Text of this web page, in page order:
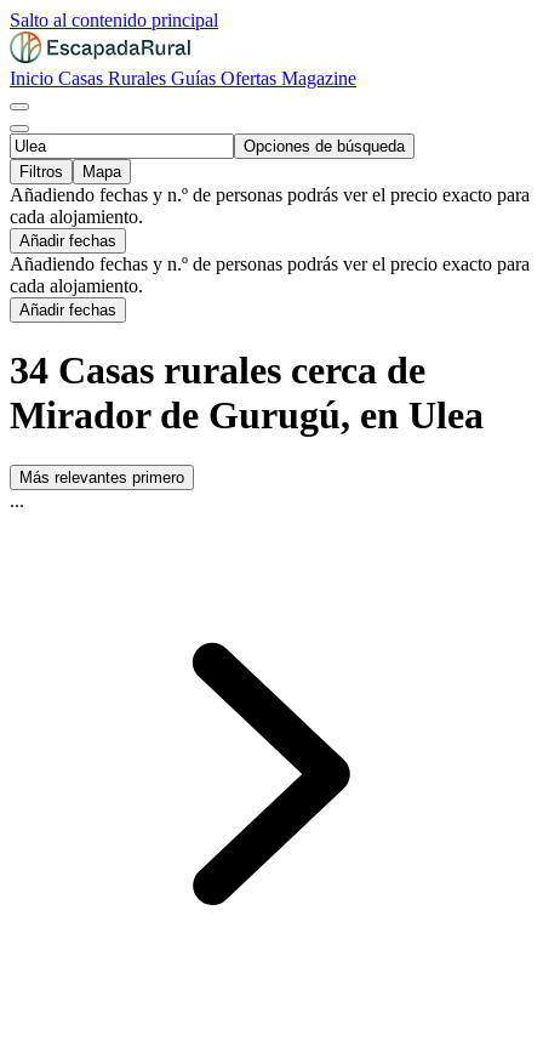
Salto al contenido principal
Inicio Casas Rurales Guías Ofertas Magazine
Opciones de búsqueda
Filtros
Mapa
Añadiendo fechas y n.º de personas podrás ver el precio exacto para
cada alojamiento.
Añadir fechas
Añadiendo fechas y n.º de personas podrás ver el precio exacto para
cada alojamiento.
Añadir fechas
34 Casas rurales cerca de
Mirador de Gurugú, en Ulea
Más relevantes primero
...